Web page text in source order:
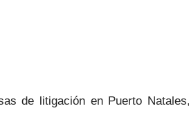
de litigación en Puerto